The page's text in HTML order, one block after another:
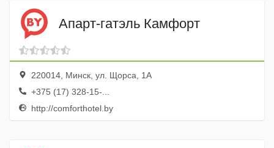
Апарт-гатэль Камфорт
220014, Минск, ул. Щорса, 1А
+375 (17) 328-15-...
http://comforthotel.by